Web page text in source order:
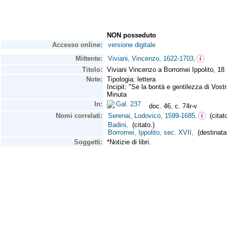
NON posseduto
Accesso online:
versione digitale
Mittente:
Viviani, Vincenzo, 1622-1703,
Titolo:
Viviani Vincenzo a Borromei Ippolito, 18
Note:
Tipologia: lettera
Incipit: "Se la bontà e gentilezza di
Minuta
In:
Gal. 237
doc. 46, c. 74r-v
Nomi correlati:
Serenai, Lodovico, 1599-1685,
Badini, (citato.)
Borromei, Ippolito, sec. XVII,
Soggetti:
*Notizie di libri.